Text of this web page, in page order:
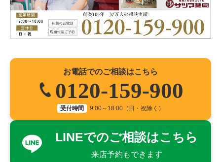
お電話でのご相談はこちら
0120-159-900
受付時間 9:00～18:00（日・祝除く）
LINEでのご相談はこちら
来店予約もできます